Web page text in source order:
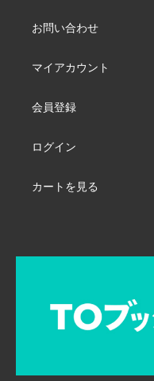
お問い合わせ
マイアカウント
会員登録
ログイン
カートを見る